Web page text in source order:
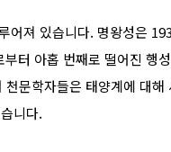
져 있습니다. 명왕성은
터 아홉 번째로 떨어진 행
문학자들은 태양계에 대해
니다.